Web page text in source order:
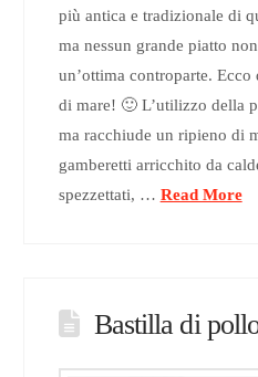
più antica e tradizionale di
ma nessun grande piatto
un’ottima controparte.
di mare! 🙂 L’utilizzo della
ma racchiude un ripieno di
gamberetti arricchito da
spezzettati, … Read More
Bastilla di